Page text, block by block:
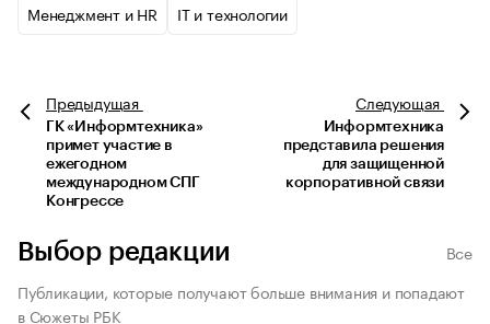
Менеджмент и HR IT и технологии
Предыдущая
ГК «Информтехника»
примет участие в
ежегодном
международном СПГ
Конгрессе
Следующая
Информтехника
представила решения
для защищенной
корпоративной связи
Выбор редакции
Все
Публикации, которые получают больше внимания и попадают
в Сюжеты РБК